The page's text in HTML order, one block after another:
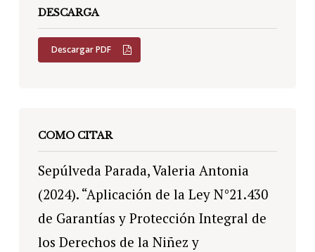
DESCARGA
Descargar PDF
COMO CITAR
Sepúlveda Parada, Valeria Antonia
(2024). “Aplicación de la Ley N°21.430
de Garantías y Protección Integral de
los Derechos de la Niñez y